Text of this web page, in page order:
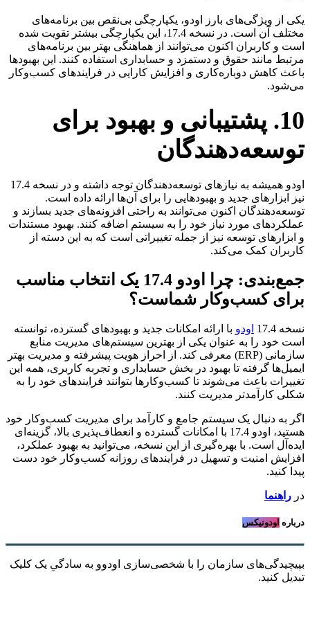
یکی از ویژگی‌های بارز اودو، یکپارچگی بی‌نقص بین برنامه‌های
مختلف آن است. در نسخه 17.4، این یکپارچگی بیشتر تقویت شده
است و کاربران اکنون می‌توانند از هماهنگی بهتر بین برنامه‌های
مرتبط مانند حقوق و دستمزد و حسابداری استفاده کنند. این بهبودها
باعث کاهش دوباره‌کاری و افزایش کارایی در فرایندهای کسب‌وکار
می‌شود.
10. پشتیبانی و بهبود برای
توسعه‌دهندگان​
اودو همیشه به نیازهای توسعه‌دهندگان توجه داشته و در نسخه 17.4
نیز ابزارهای جدید و بهبودهایی را برای آن‌ها ارائه داده است.
توسعه‌دهندگان اکنون می‌توانند به راحتی افزونه‌های جدید بسازند و
عملکردهای مورد نیاز خود را به سیستم اضافه کنند. بهبود مستندات
و ابزارهای توسعه نیز از جمله تغییراتی است که به این دسته از
کاربران کمک می‌کند.
جمع‌بندی: چرا اودو 17.4 یک انتخاب مناسب
برای کسب‌وکار شماست؟​
نسخه 17.4 اودو با ارائه امکانات جدید و بهبودهای گسترده، توانسته
است خود را به عنوان یکی از بهترین سیستم‌های مدیریت منابع
سازمانی (ERP) معرفی کند. از احراز هویت پیشرفته و مدیریت بهتر
ایمیل‌ها گرفته تا بهبود در بخش حسابداری و تجربه کاربری، همه این
تغییرات باعث می‌شوند تا کسب‌وکارها بتوانند فرایندهای خود را به
شکلی کارآمدتر مدیریت کنند.
اگر به دنبال یک سیستم جامع و کارآمد برای مدیریت کسب‌وکار خود
هستید، اودو 17.4 با امکانات گسترده و انعطاف‌پذیری بالا، گزینه‌ای
ایده‌آل است. با بهره‌گیری از این نسخه، می‌توانید به بهبود عملکرد،
افزایش امنیت و تسهیل در فرایندهای روزانه کسب‌وکار خود دست
پیدا کنید.
در راهنما
درباره اودونیکس
بپیچیدگی‌های سازمان را با شخصی‌سازی اودوو به سادگیِ یک کلیک
تبدیل کنید.